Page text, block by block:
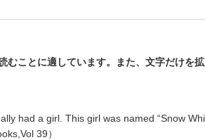
ことに適しています。また、文字だけを
had a girl. This girl was named “Snow
39）